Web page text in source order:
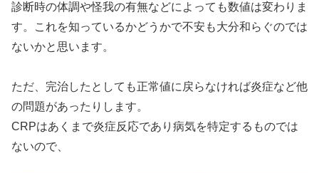
診断時の体調や怪我の有無などによっても数値は変わりま
す。これを知っているかどうかで不安も大分和らぐのでは
ないかと思います。
ただ、完治したとしても正常値に戻らなければ炎症など他
の問題があったりします。
CRPはあくまで炎症反応であり病気を特定するものでは
ないので、